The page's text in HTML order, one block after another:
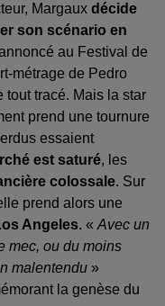
Margaux décide
son scénario en
au Festival de
métrage de Pedro
tout tracé. Mais la star
prend une tournure
essaient
est saturé, les
colossale. Sur
prend alors une
Angeles. « Avec un
mec, ou du moins
malentendu »
la genèse du